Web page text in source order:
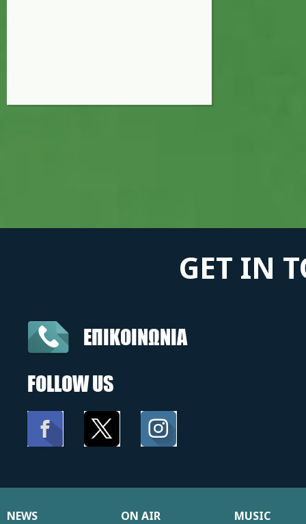
GET IN
ΕΠΙΚΟΙΝΩΝΙΑ
FOLLOW US
NEWS ON AIR
MUSIC